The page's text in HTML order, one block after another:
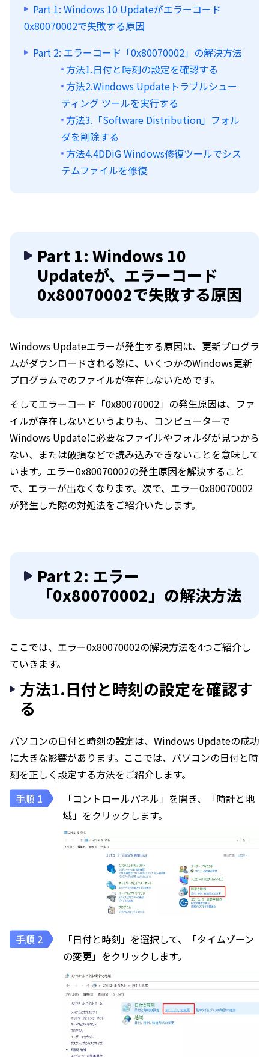
Part 1: Windows 10 Updateがエラーコード
0x80070002で失敗する原因
Part 2: エラーコード「0x80070002」の解決方法
方法1.日付と時刻の設定を確認する
方法2.Windows Updateトラブルシュー
ティング ツールを実行する
方法3.「Software Distribution」フォル
ダを削除する
方法4.4DDiG Windows修復ツールでシス
テムファイルを修復
Part 1: Windows 10
Updateが、エラーコード
0x80070002で失敗する原因
Windows Updateエラーが発生する原因は、更新プログラ
ムがダウンロードされる際に、いくつかのWindows更新
プログラムでのファイルが存在しないためです。
そしてエラーコード「0x80070002」の発生原因は、ファ
イルが存在しないというよりも、コンピューターで
Windows Updateに必要なファイルやフォルダが見つから
ない、または破損などで読み込みできないことを意味して
います。エラー0x80070002の発生原因を解決すること
で、エラーが出なくなります。次で、エラー0x80070002
が発生した際の対処法をご紹介いたします。
Part 2: エラー
「0x80070002」の解決方法
ここでは、エラー0x80070002の解決方法を4つご紹介し
ていきます。
方法1.日付と時刻の設定を確認す
る
パソコンの日付と時刻の設定は、Windows Updateの成功
に大きな影響があります。ここでは、パソコンの日付と時
刻を正しく設定する方法をご紹介します。
「コントロールパネル」を開き、「時計と地
域」をクリックします。
「日付と時刻」を選択して、「タイムゾーン
の変更」をクリックします。